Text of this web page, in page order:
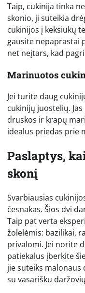
Taip, cukinija tinka
skonio, ji suteikia
cukinijos į keksiukų
gausite nepaprastai
net neįtars, kad
Marinuotos
Jei turite daug
cukinijų juostelių.
druskos ir krapų
idealus priedas prie
Paslaptys,
skonį
Svarbiausias
česnakas. Šios dvi
Taip pat verta
žolelėmis: bazilikai,
privalomi. Jei norite
patiekalus įberkite
jie suteiks
su vasarišku